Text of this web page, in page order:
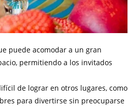
puede acomodar a un gran
permitiendo a los invitados
de lograr en otros lugares, como
para divertirse sin preocuparse